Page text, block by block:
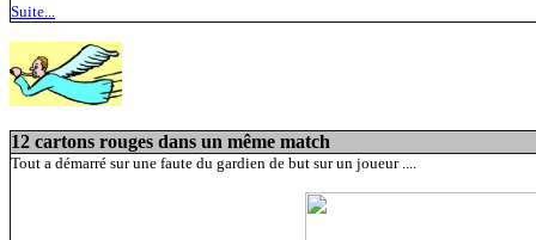
Suite...
12 cartons rouges dans un même match
Tout a démarré sur une faute du gardien de but sur un joueur ....